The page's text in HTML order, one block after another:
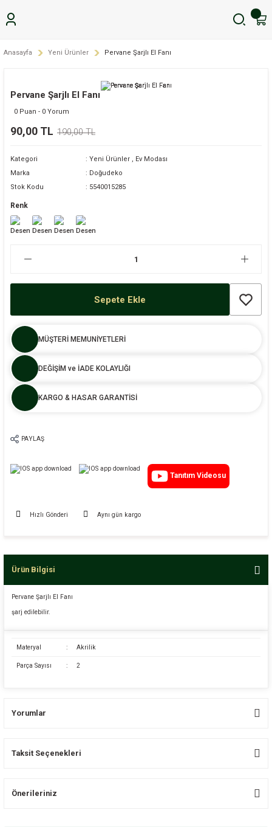
Anasayfa Yeni Ürünler Pervane Şarjlı El Fanı
Pervane Şarjlı El Fanı
0 Puan - 0 Yorum
90,00 TL 190,00 TL
Kategori Yeni Ürünler , Ev Modası
Marka
Doğudeko
Stok Kodu
5540015285
Renk
Sepete Ekle
MÜŞTERİ MEMUNİYETLERİ
DEĞİŞİM ve İADE KOLAYLIĞI
KARGO & HASAR GARANTİSİ
PAYLAŞ
Tanıtım Videosu
Hızlı Gönderi Aynı gün kargo
Ürün Bilgisi
Pervane Şarjlı El Fanı
şarj edilebilir.
Materyal : Akrilik
Parça Sayısı : 2
Yorumlar
Taksit Seçenekleri
Önerileriniz